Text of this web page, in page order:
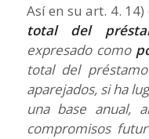
Así en su art. 4.
total del
expresado como
total del
aparejados, si ha
una base anual,
compromisos